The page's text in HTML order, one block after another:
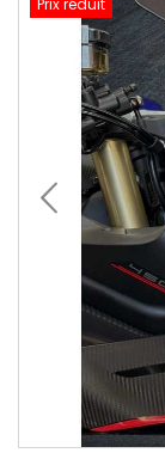
Prix réduit